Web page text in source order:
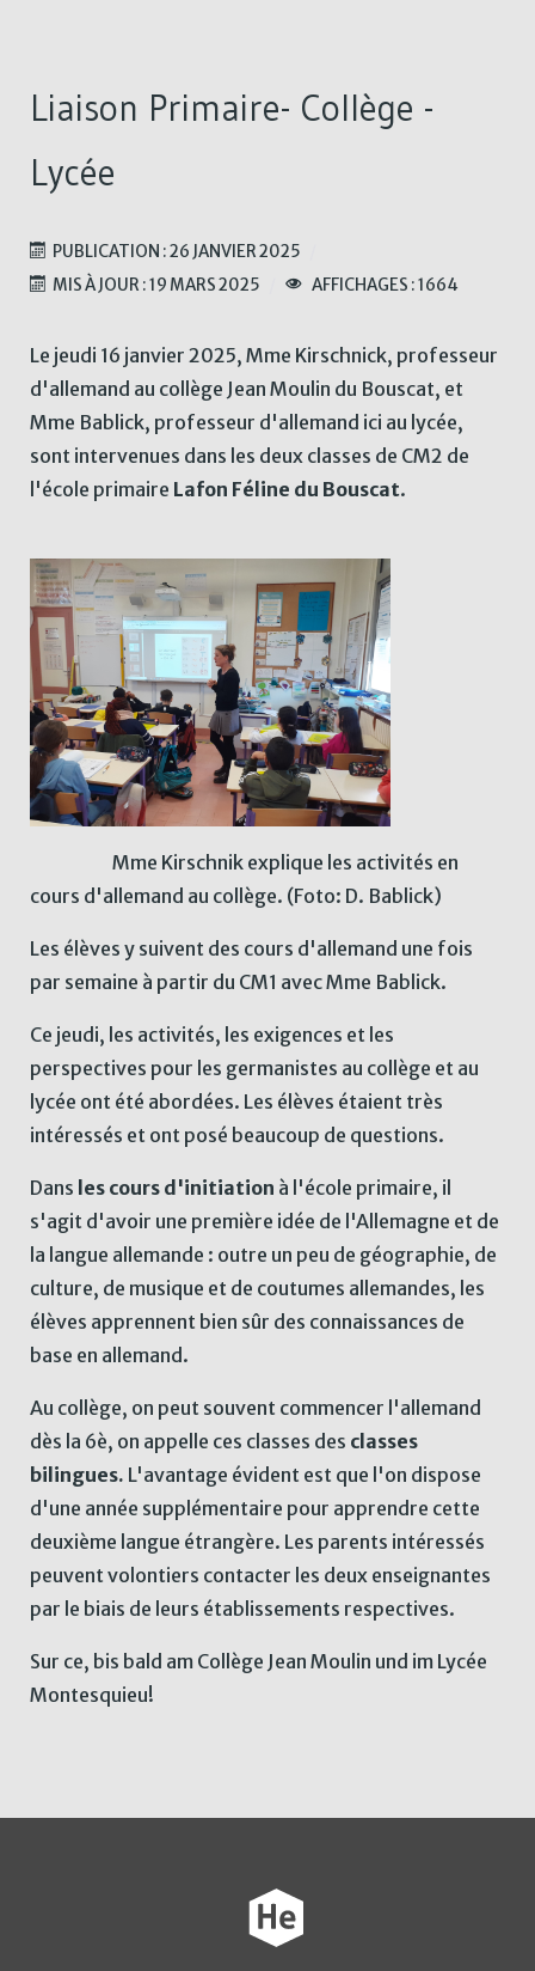
Liaison Primaire- Collège -
Lycée
PUBLICATION : 26 JANVIER 2025
MIS À JOUR : 19 MARS 2025
AFFICHAGES : 1664
Le jeudi 16 janvier 2025, Mme Kirschnick, professeur
d'allemand au collège Jean Moulin du Bouscat, et
Mme Bablick, professeur d'allemand ici au lycée,
sont intervenues dans les deux classes de CM2 de
l'école primaire Lafon Féline du Bouscat.
Mme Kirschnik explique les activités en
cours d'allemand au collège. (Foto: D. Bablick)
Les élèves y suivent des cours d'allemand une fois
par semaine à partir du CM1 avec Mme Bablick.
Ce jeudi, les activités, les exigences et les
perspectives pour les germanistes au collège et au
lycée ont été abordées. Les élèves étaient très
intéressés et ont posé beaucoup de questions.
Dans les cours d'initiation à l'école primaire, il
s'agit d'avoir une première idée de l'Allemagne et de
la langue allemande : outre un peu de géographie, de
culture, de musique et de coutumes allemandes, les
élèves apprennent bien sûr des connaissances de
base en allemand.
Au collège, on peut souvent commencer l'allemand
dès la 6è, on appelle ces classes des classes
bilingues. L'avantage évident est que l'on dispose
d'une année supplémentaire pour apprendre cette
deuxième langue étrangère. Les parents intéressés
peuvent volontiers contacter les deux enseignantes
par le biais de leurs établissements respectives.
Sur ce, bis bald am Collège Jean Moulin und im Lycée
Montesquieu!